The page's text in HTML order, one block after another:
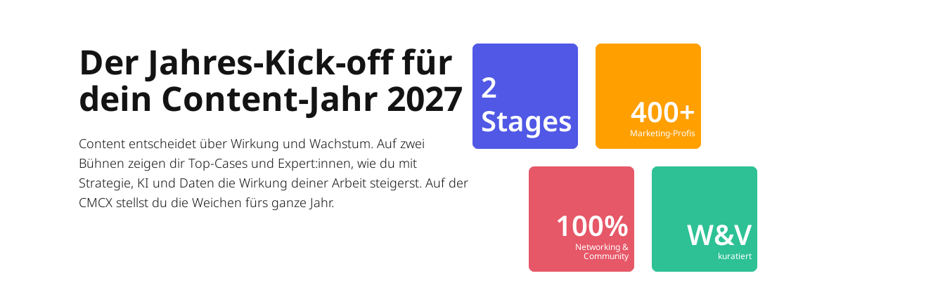
Der Jahres-Kick-off für
dein Content-Jahr 2027
Content entscheidet über Wirkung und Wachstum. Auf zwei
Bühnen zeigen dir Top-Cases und Expert:innen, wie du mit
Strategie, KI und Daten die Wirkung deiner Arbeit steigerst. Auf der
CMCX stellst du die Weichen fürs ganze Jahr.
2
Stages
400+
Marketing-Profis
100%
Networking &
Community
W&V
kuratiert